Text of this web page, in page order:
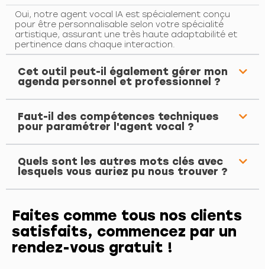
Oui, notre agent vocal IA est spécialement conçu
pour être personnalisable selon votre spécialité
artistique, assurant une très haute adaptabilité et
pertinence dans chaque interaction.
Cet outil peut-il également gérer mon
agenda personnel et professionnel ?
Faut-il des compétences techniques
pour paramétrer l'agent vocal ?
Quels sont les autres mots clés avec
lesquels vous auriez pu nous trouver ?
Faites comme tous nos clients
satisfaits, commencez par un
rendez-vous gratuit !